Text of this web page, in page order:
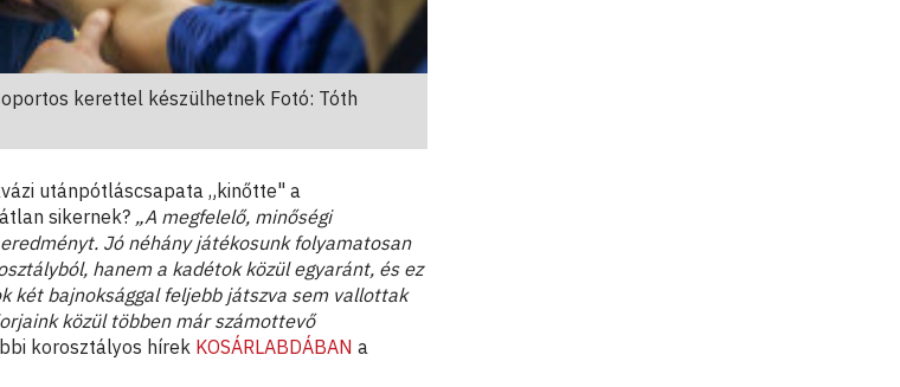
kerettel készülhetnek Fotó: Tóth
utánpótláscsapata „kinőtte" a
sikernek? „A megfelelő, minőségi
Jó néhány játékosunk folyamatosan
hanem a kadétok közül egyaránt, és ez
két bajnoksággal feljebb játszva sem vallottak
közül többen már számottevő
korosztályos hírek KOSÁRLABDÁBAN a